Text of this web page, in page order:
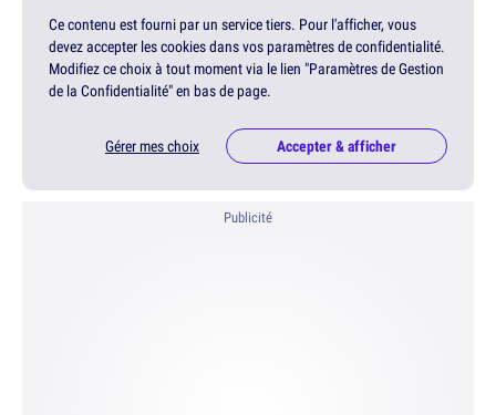
Ce contenu est fourni par un service tiers. Pour l'afficher, vous
devez accepter les cookies dans vos paramètres de confidentialité.
Modifiez ce choix à tout moment via le lien "Paramètres de Gestion
de la Confidentialité" en bas de page.
Gérer mes choix Accepter & afficher
Publicité